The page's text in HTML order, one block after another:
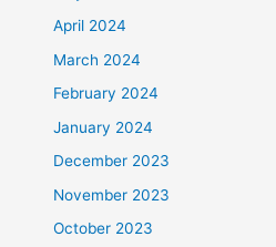
April 2024
March 2024
February 2024
January 2024
December 2023
November 2023
October 2023